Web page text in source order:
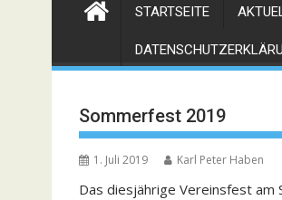
STARTSEITE
Sommerfest 2019
1. Juli 2019 Karl Peter Haben
Das diesjährige Vereinsfest